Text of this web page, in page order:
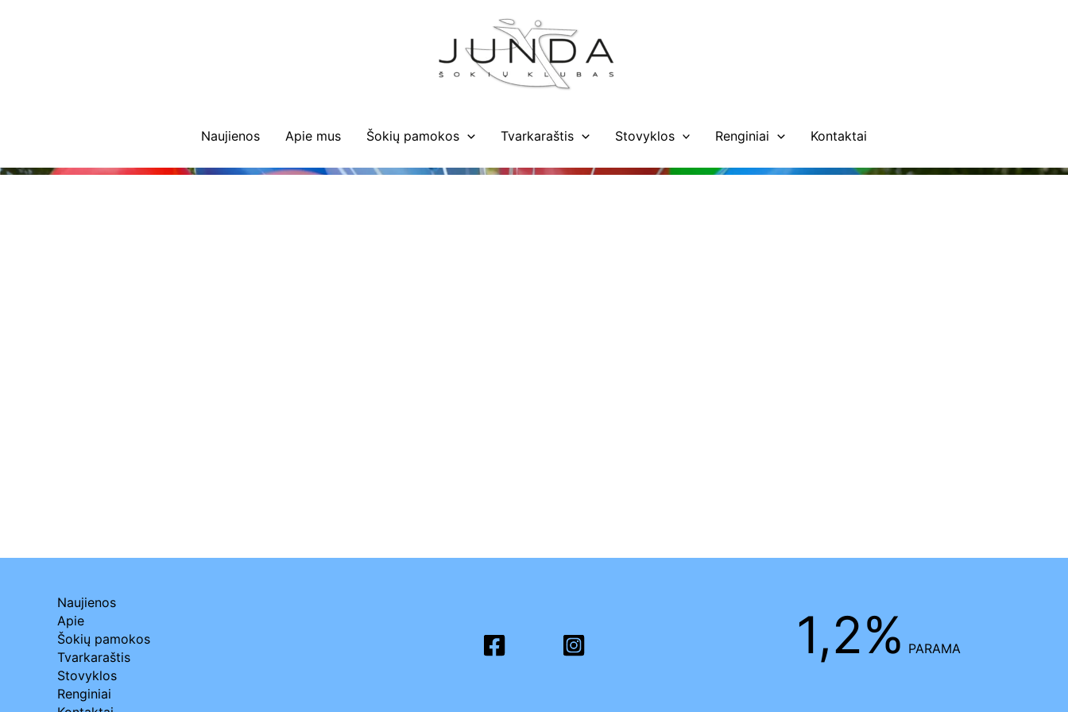
Naujienos Apie mus Šokių pamokos Tvarkaraštis Stovyklos Renginiai Kontaktai
Naujienos
Apie
Šokių pamokos
Tvarkaraštis
Stovyklos
Renginiai
1,2% PARAMA